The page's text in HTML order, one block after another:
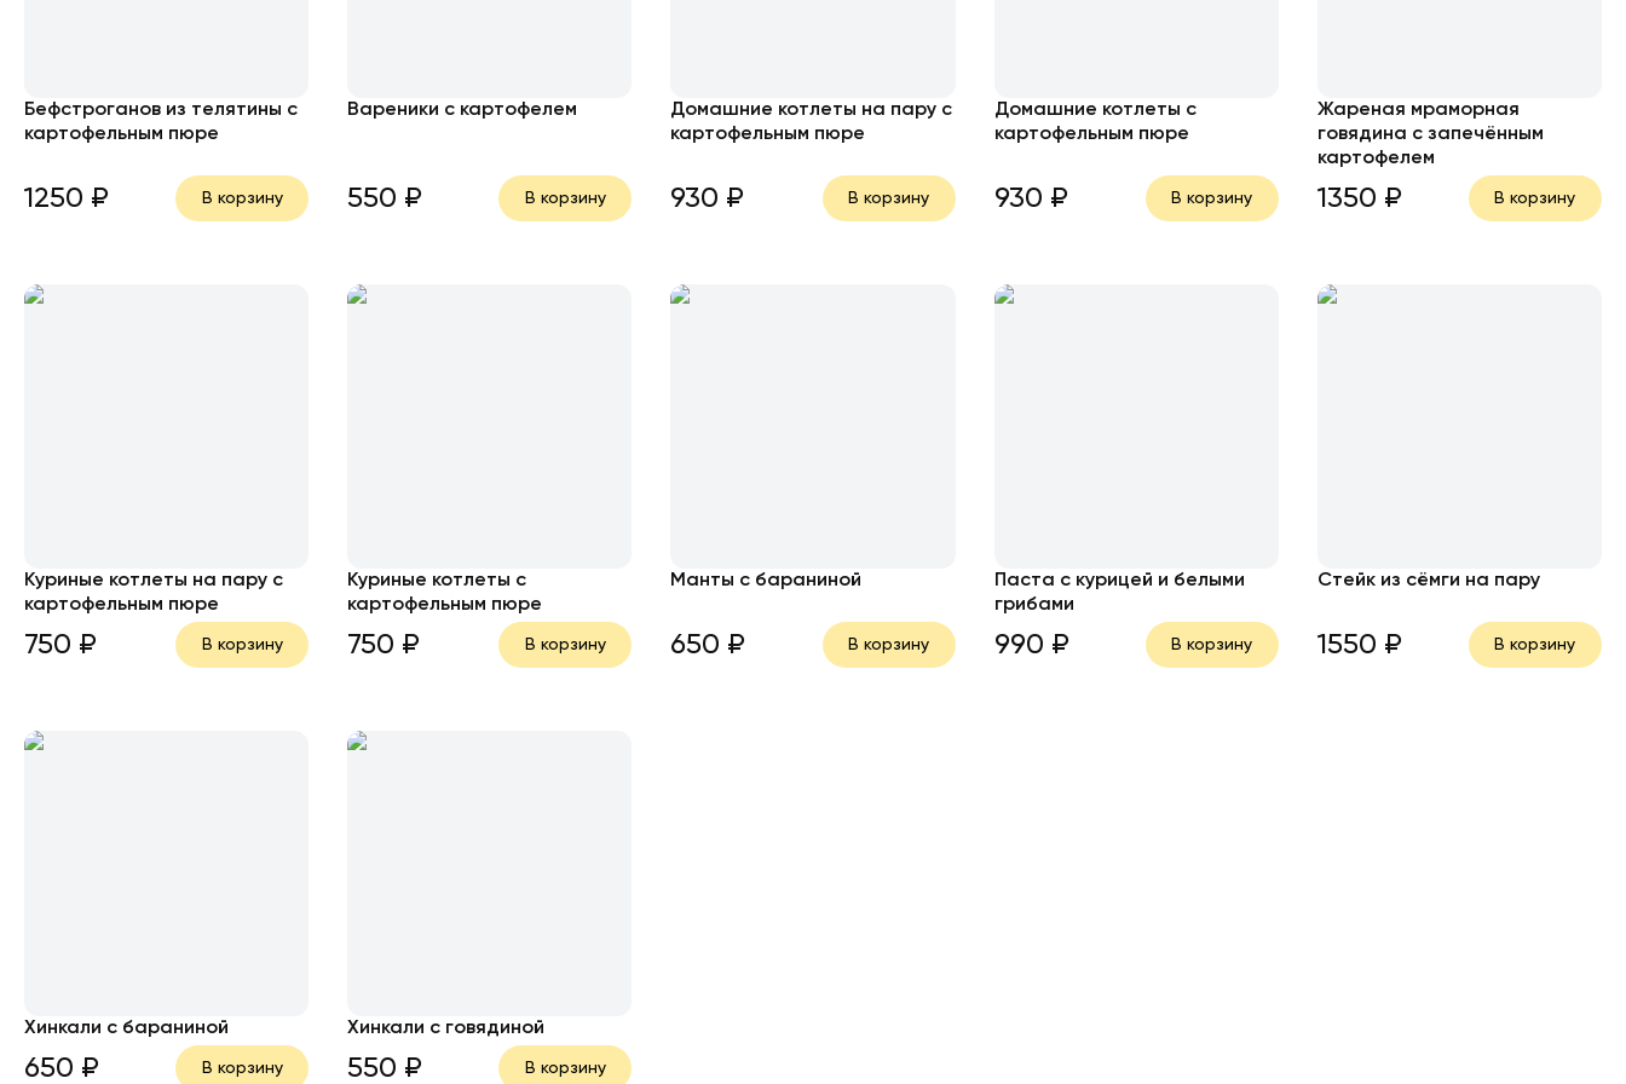
Бефстроганов из телятины с
картофельным пюре
1250 ₽ В корзину
Вареники с картофелем
550 ₽ В корзину
Домашние котлеты на пару с
картофельным пюре
930 ₽ В корзину
Домашние котлеты с
картофельным пюре
930 ₽ В корзину
Жареная мраморная
говядина с запечённым
картофелем
1350 ₽ В корзину
Куриные котлеты на пару с
картофельным пюре
750 ₽ В корзину
Куриные котлеты с
картофельным пюре
750 ₽ В корзину
Манты с бараниной
650 ₽ В корзину
Паста с курицей и белыми
грибами
990 ₽ В корзину
Стейк из сёмги на пару
1550 ₽ В корзину
Хинкали с бараниной
650 ₽ В корзину
Хинкали с говядиной
550 ₽ В корзину